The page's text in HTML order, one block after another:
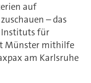
auf
– das
Instituts für
Münster mithilfe
am Karlsruhe